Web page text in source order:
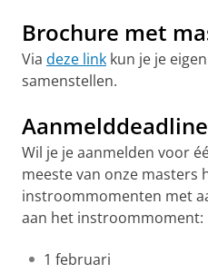
Brochure met
Via deze link kun je je
samenstellen.
Aanmelddeadline
Wil je je aanmelden voor
meeste van onze masters
instroommomenten met
aan het instroommoment:
1 februari